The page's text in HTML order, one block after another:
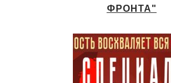
ФРОНТА"